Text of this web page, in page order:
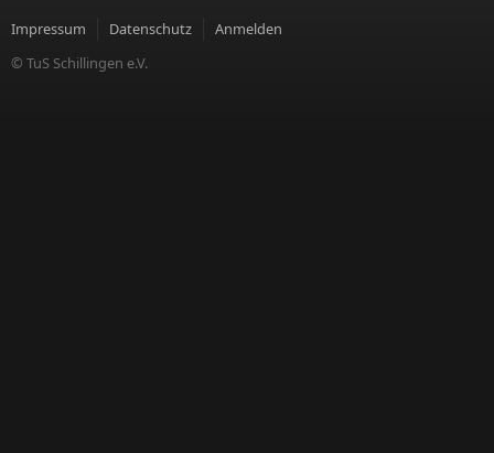
Impressum Datenschutz
Anmelden
© TuS Schillingen e.V.